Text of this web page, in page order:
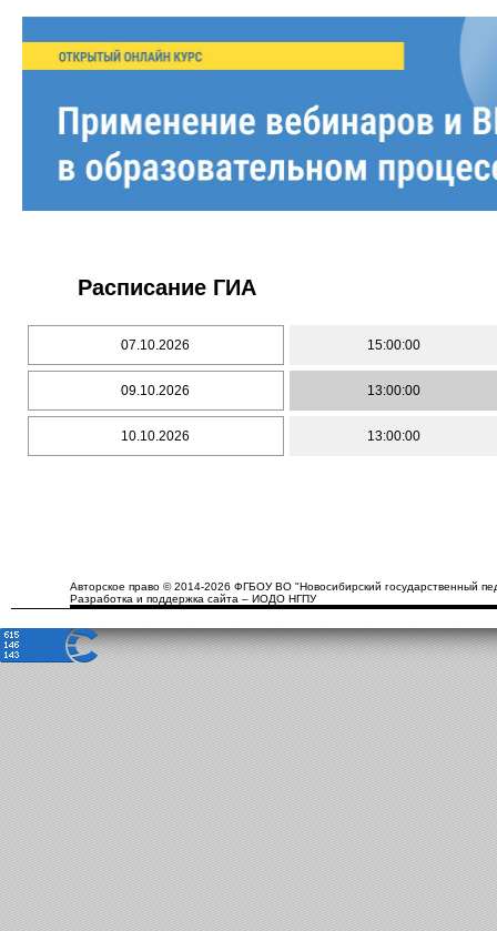
Расписание ГИА
07.10.2026 15:00:00
09.10.2026 13:00:00
10.10.2026 13:00:00
Авторское право © 2014-2026 ФГБОУ ВО "Новосибирский государственный
Разработка и поддержка сайта – ИОДО НГПУ